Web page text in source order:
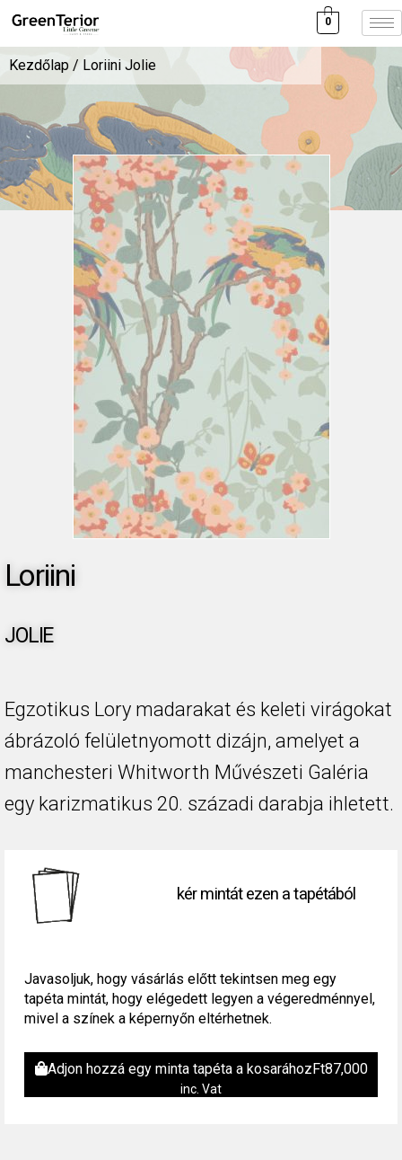
0
Kezdőlap / Loriini Jolie
Loriini
JOLIE
Egzotikus Lory madarakat és keleti virágokat
ábrázoló felületnyomott dizájn, amelyet a
manchesteri Whitworth Művészeti Galéria
egy karizmatikus 20. századi darabja ihletett.
kér mintát ezen a tapétából
Javasoljuk, hogy vásárlás előtt tekintsen meg egy
tapéta mintát, hogy elégedett legyen a végeredménnyel,
mivel a színek a képernyőn eltérhetnek.
Adjon hozzá egy minta tapéta a kosarához Ft87,000
inc. Vat